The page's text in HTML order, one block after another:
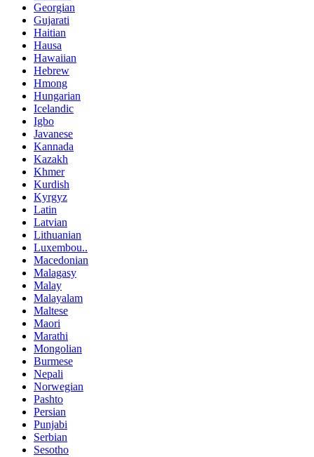
Georgian
Gujarati
Haitian
Hausa
Hawaiian
Hebrew
Hmong
Hungarian
Icelandic
Igbo
Javanese
Kannada
Kazakh
Khmer
Kurdish
Kyrgyz
Latin
Latvian
Lithuanian
Luxembou..
Macedonian
Malagasy
Malay
Malayalam
Maltese
Maori
Marathi
Mongolian
Burmese
Nepali
Norwegian
Pashto
Persian
Punjabi
Serbian
Sesotho